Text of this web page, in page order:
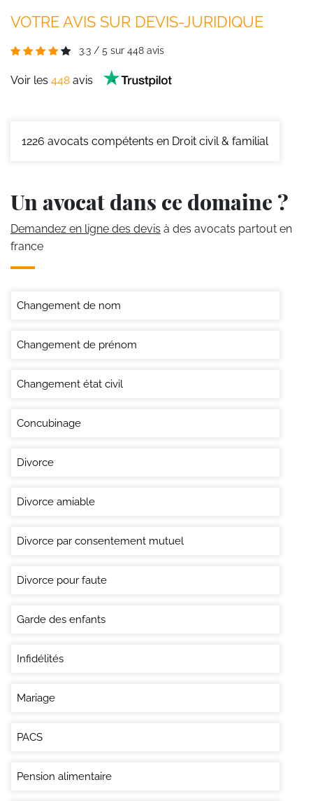
VOTRE AVIS SUR DEVIS-JURIDIQUE
3.3 / 5 sur 448 avis
Voir les 448 avis
1226 avocats compétents en Droit civil & familial
Un avocat dans ce domaine ?
Demandez en ligne des devis à des avocats partout en
france
Changement de nom
Changement de prénom
Changement état civil
Concubinage
Divorce
Divorce amiable
Divorce par consentement mutuel
Divorce pour faute
Garde des enfants
Infidélités
Mariage
PACS
Pension alimentaire